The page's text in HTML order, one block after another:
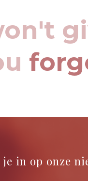
in op onze